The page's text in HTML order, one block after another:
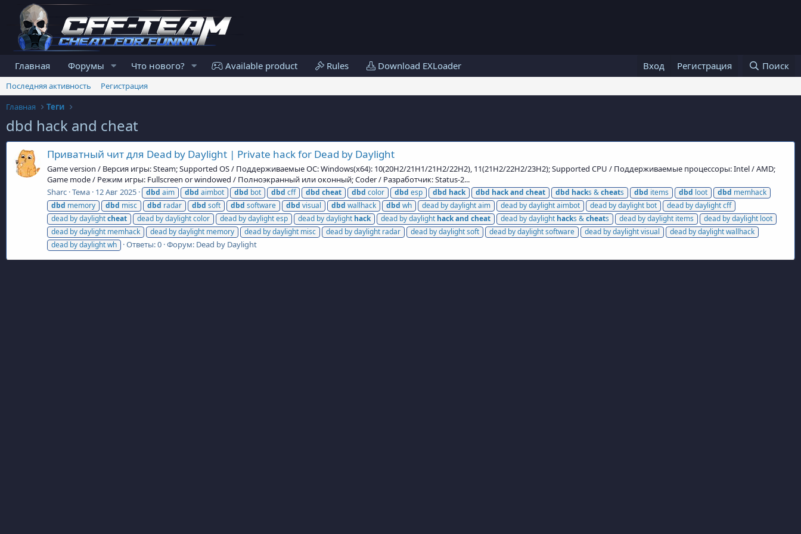
Главная Форумы Что нового? Available product Rules Download EXLoader Вход Регистрация Поиск
Последняя активность
Регистрация
Главная
Теги
dbd hack and cheat
Приватный чит для Dead by Daylight | Private hack for Dead by Daylight
Game version / Версия игры: Steam; Supported OS / Поддерживаемые ОС: Windows(x64): 10(20H2/21H1/21H2/22H2), 11(21H2/22H2/23H2); Supported CPU / Поддерживаемые процессоры: Intel / AMD;
Game mode / Режим игры: Fullscreen or windowed / Полноэкранный или оконный; Coder / Разработчик: Status-2...
Sharc Тема 12 Авг 2025 dbd aim dbd aimbot dbd bot dbd cff dbd cheat dbd color dbd esp dbd hack dbd hackand cheat dbd hacks &cheats dbd items dbd loot dbd memhack
dbd memory dbd misc dbd radar dbd soft dbd software dbd visual dbd wallhack dbd wh dead by daylight aim dead by daylight aimbot dead by daylight bot
dead by daylight cff
dead by daylightcheat dead by daylight color dead by daylight esp dead by daylight hack dead by daylight hackand cheat dead by daylight hacks &cheats dead by daylight items
dead by daylight loot
dead by daylight memhack
dead by daylight memory dead by daylight misc dead by daylight radar dead by daylight soft dead by daylight software dead by daylight visual
dead by daylight wallhack
dead by daylight wh
Ответы: 0 Форум: Dead by Daylight